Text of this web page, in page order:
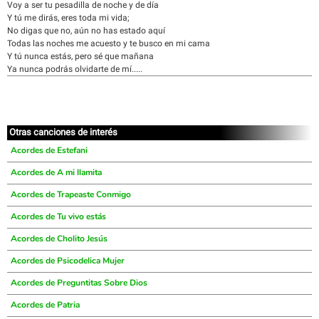
Voy a ser tu pesadilla de noche y de día
Y tú me dirás, eres toda mi vida;
No digas que no, aún no has estado aquí
Todas las noches me acuesto y te busco en mi cama
Y tú nunca estás, pero sé que mañana
Ya nunca podrás olvidarte de mí.....
Otras canciones de interés
Acordes de Estefani
Acordes de A mi llamita
Acordes de Trapeaste Conmigo
Acordes de Tu vivo estás
Acordes de Cholito Jesús
Acordes de Psicodelica Mujer
Acordes de Preguntitas Sobre Dios
Acordes de Patria